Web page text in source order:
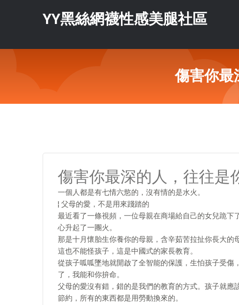
YY黑絲網襪性感美腿社區
傷害你最
傷害你最深的人，往往是
一個人都是有七情六慾的，沒有情的是水火。
¦ 父母的愛，不是用來踐踏的
最近看了一條視頻，一位母親在商場給自己的女兒跪
心升起了一團火。
那是十月懷胎生你養你的母親，含辛茹苦拉扯你長大的
這也不能怪孩子，這是中國式的家長教育。
從孩子呱呱墜地就開啟了全智能的保護，生怕孩子受
了，我能和你拚命。
父母的愛沒有錯，錯的是我們的教育的方式。孩子就
節約，所有的東西都是用勞動換來的。